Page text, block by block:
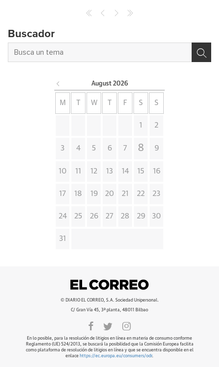
Buscador
August 2026
M W F S S
1 2
3 4 5 6 7 8 9
10 11 12 13 14 15 16
17 18 19 20 21 22 23
24 25 26 27 28 29 30
31
© DIARIO EL CORREO, S.A. Sociedad Unipersonal.
C/ Gran Vía 45, 3ª planta, 48011 Bilbao
En lo posible, para la resolución de litigios en línea en materia de consumo conforme
Reglamento (UE) 524/2013, se buscará la posibilidad que la Comisión Europea facilita
como plataforma de resolución de litigios en línea y que se encuentra disponible en el
enlace https://ec.europa.eu/consumers/odr.